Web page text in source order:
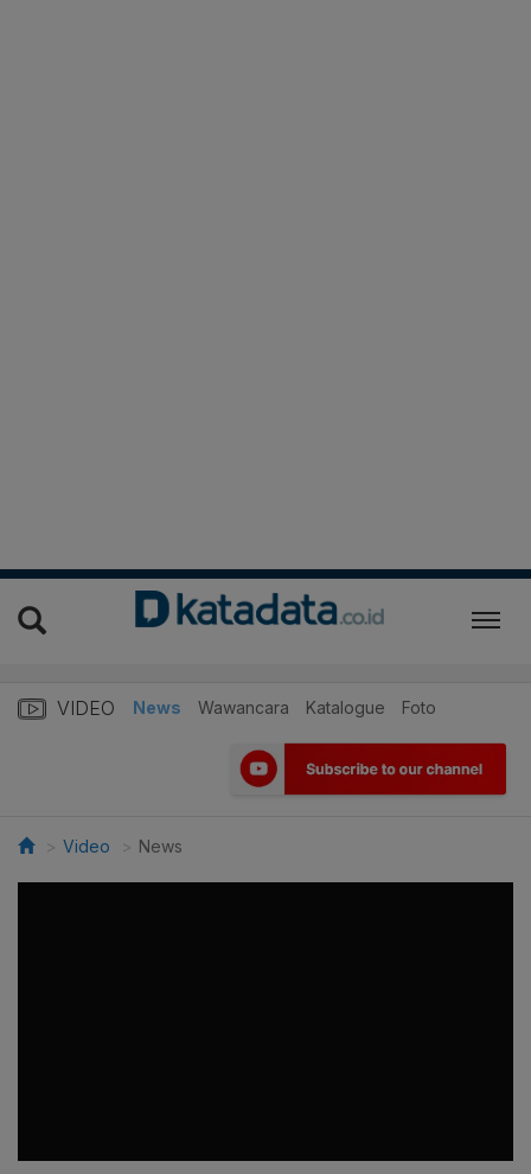
VIDEO News Wawancara Katalogue Foto
Video News